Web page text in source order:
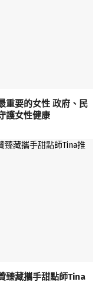
重要的女性 政府、民
護女性健康
臻藏攜手甜點師Tina